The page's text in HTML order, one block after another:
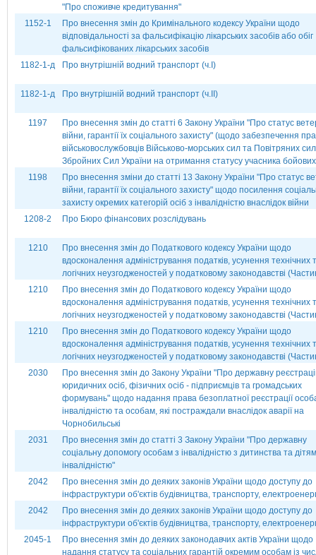
"Про споживче кредитування"
1152-1
Про внесення змін до Кримінального кодексу України щодо
відповідальності за фальсифікацію лікарських засобів або обіг
фальсифікованих лікарських засобів
1182-1-д
Про внутрішній водний транспорт (ч.І)
1182-1-д Про внутрішній водний транспорт (ч.ІІ)
1197
Про внесення змін до статті 6 Закону України "Про статус
війни, гарантії їх соціального захисту" (щодо забезпечення
військовослужбовців Військово-морських сил та Повітряних сил
Збройних Сил України на отримання статусу учасника бойових
1198
Про внесення зміни до статті 13 Закону України "Про статус
війни, гарантії їх соціального захисту" щодо посилення
захисту окремих категорій осіб з інвалідністю внаслідок війни
1208-2
Про Бюро фінансових розслідувань
1210
Про внесення змін до Податкового кодексу України щодо
вдосконалення адміністрування податків, усунення технічних
логічних неузгодженостей у податковому законодавстві
1210
Про внесення змін до Податкового кодексу України щодо
вдосконалення адміністрування податків, усунення технічних
логічних неузгодженостей у податковому законодавстві
1210
Про внесення змін до Податкового кодексу України щодо
вдосконалення адміністрування податків, усунення технічних
логічних неузгодженостей у податковому законодавстві
2030
Про внесення змін до Закону України "Про державну
юридичних осіб, фізичних осіб - підприємців та громадських
формувань" щодо надання права безоплатної реєстрації
інвалідністю та особам, які постраждали внаслідок аварії на
Чорнобильські
2031
Про внесення змін до статті 3 Закону України "Про державну
соціальну допомогу особам з інвалідністю з дитинства та
інвалідністю"
2042
Про внесення змін до деяких законів України щодо доступу до
інфраструктури об'єктів будівництва, транспорту,
2042
Про внесення змін до деяких законів України щодо доступу до
інфраструктури об'єктів будівництва, транспорту,
2045-1
Про внесення змін до деяких законодавчих актів України щодо
надання статусу та соціальних гарантій окремим особам із